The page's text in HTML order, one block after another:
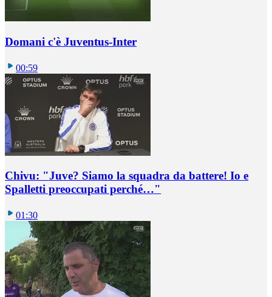
Domani c'è Juventus-Inter
00:59
Chivu: "Juve? Siamo la squadra da battere! Io e
Spalletti preoccupati perché…"
01:30